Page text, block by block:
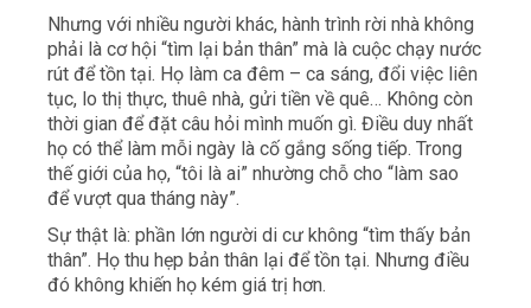
Nhưng với nhiều người khác, hành trình rời nhà không
phải là cơ hội “tìm lại bản thân” mà là cuộc chạy nước
rút để tồn tại. Họ làm ca đêm – ca sáng, đổi việc liên
tục, lo thị thực, thuê nhà, gửi tiền về quê… Không còn
thời gian để đặt câu hỏi mình muốn gì. Điều duy nhất
họ có thể làm mỗi ngày là cố gắng sống tiếp. Trong
thế giới của họ, “tôi là ai” nhường chỗ cho “làm sao
để vượt qua tháng này”.
Sự thật là: phần lớn người di cư không “tìm thấy bản
thân”. Họ thu hẹp bản thân lại để tồn tại. Nhưng điều
đó không khiến họ kém giá trị hơn.